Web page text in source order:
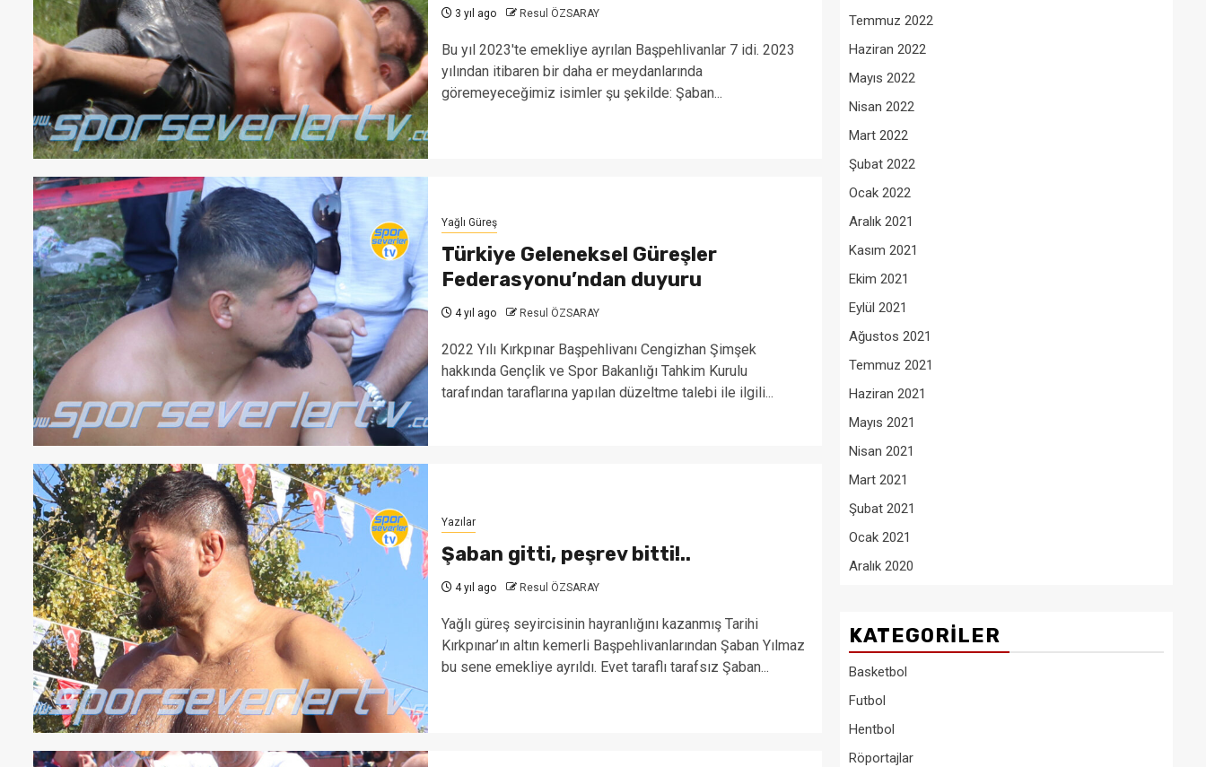
3 yıl ago Resul ÖZSARAY
Bu yıl 2023'te emekliye ayrılan Başpehlivanlar 7 idi. 2023
yılından itibaren bir daha er meydanlarında
göremeyeceğimiz isimler şu şekilde: Şaban...
Yağlı Güreş
Türkiye Geleneksel Güreşler
Federasyonu’ndan duyuru
4 yıl ago Resul ÖZSARAY
2022 Yılı Kırkpınar Başpehlivanı Cengizhan Şimşek
hakkında Gençlik ve Spor Bakanlığı Tahkim Kurulu
tarafından taraflarına yapılan düzeltme talebi ile ilgili...
Yazılar
Şaban gitti, peşrev bitti!..
4 yıl ago Resul ÖZSARAY
Yağlı güreş seyircisinin hayranlığını kazanmış Tarihi
Kırkpınar’ın altın kemerli Başpehlivanlarından Şaban Yılmaz
bu sene emekliye ayrıldı. Evet taraflı tarafsız Şaban...
Temmuz 2022
Haziran 2022
Mayıs 2022
Nisan 2022
Mart 2022
Şubat 2022
Ocak 2022
Aralık 2021
Kasım 2021
Ekim 2021
Eylül 2021
Ağustos 2021
Temmuz 2021
Haziran 2021
Mayıs 2021
Nisan 2021
Mart 2021
Şubat 2021
Ocak 2021
Aralık 2020
KATEGORILER
Basketbol
Futbol
Hentbol
Röportajlar